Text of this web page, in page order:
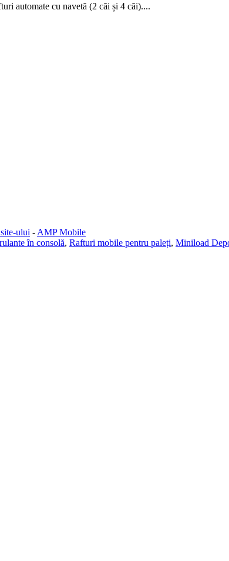
automate cu navetă (2 căi și 4 căi)....
ului - AMP Mobile
în consolă, Rafturi mobile pentru paleți, Miniload